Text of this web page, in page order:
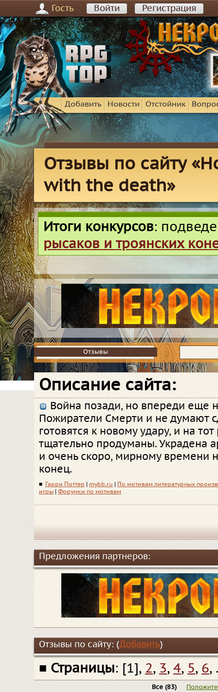
Гость Войти Регистрация
Добавить Новости Отстойник
Отзывы по сайту
with the death»
Итоги конкурсов:
рысаков и троянских
Отзывы
Отзывы
Описание сайта:
Война позади, но впереди еще
Пожиратели Смерти и не думают
готовятся к новому удару, и на
тщательно продуманы. Украдена
и очень скоро, мирному времени
конец.
■ Гарри Поттер mybb.ru
По мотивам литературных
игры
Форумки по мотивам
Предложения партнеров:
Отзывы по сайту: (Добавить)
■ Страницы: [1], 2, 3, 4, 5, 6,
Все (83)